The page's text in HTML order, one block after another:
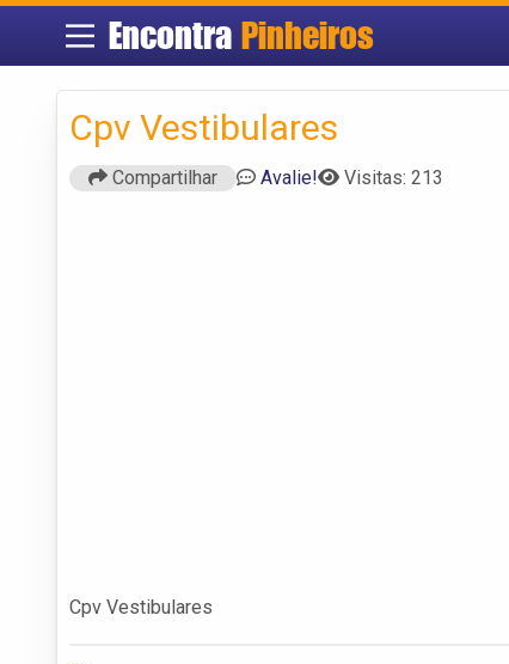
Encontra Pinheiros
Cpv Vestibulares
Compartilhar Avalie! Visitas: 213
Cpv Vestibulares